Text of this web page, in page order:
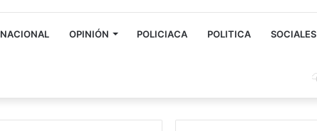
NACIONAL OPINIÓN POLICIACA POLITICA SOCIALES